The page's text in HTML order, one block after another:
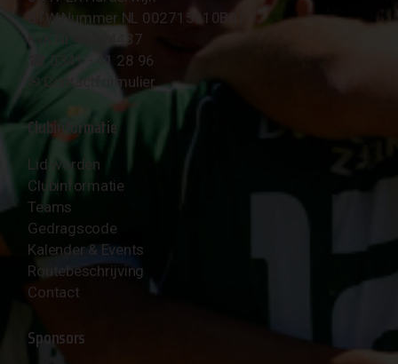
BTW Nummer NL 002715910B01
KvK Nr 40094437
☎︎ 0341 - 41 28 96
✉︎ Contactformulier
Clubinformatie
Lid worden
Clubinformatie
Teams
Gedragscode
Kalender & Events
Routebeschrijving
Contact
Sponsors